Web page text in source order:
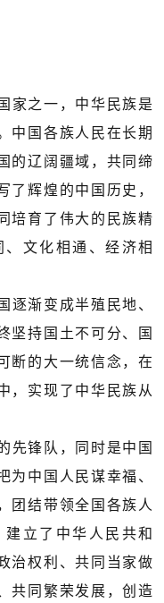
家之一，中华民族是
中国各族人民在长期
的辽阔疆域，共同缔
辉煌的中国历史，
培育了伟大的民族精
文化相通、经济相
渐变成半殖民地、
坚持国土不可分、国
断的大一统信念，在
，实现了中华民族从
先锋队，同时是中国
中国人民谋幸福、
团结带领全国各族人
立了中华人民共和
治权利、共同当家做
共同繁荣发展，创造